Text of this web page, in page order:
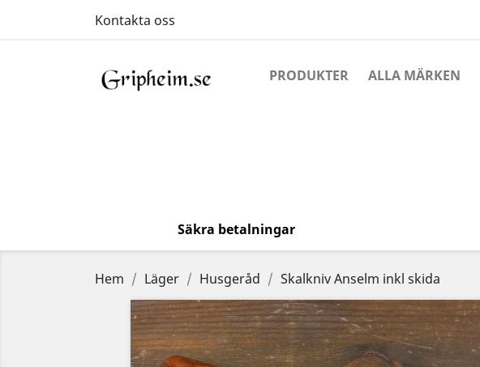
Kontakta oss
PRODUKTER ALLA MÄRKEN
Säkra betalningar
Hem Läger Husgeråd Skalkniv Anselm inkl skida